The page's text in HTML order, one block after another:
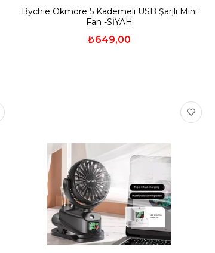
Bychie Okmore 5 Kademeli USB Şarjlı Mini
Fan -SİYAH
₺649,00